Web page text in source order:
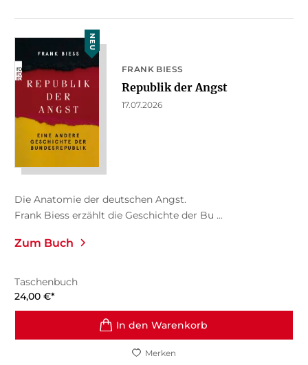
NEU
FRANK BIESS
Republik der Angst
17.07.2026
Die Anatomie der deutschen Angst.
Frank Biess erzählt die Geschichte der Bu ...
Zum Buch
Taschenbuch
24,00 €*
In den Warenkorb
Merken